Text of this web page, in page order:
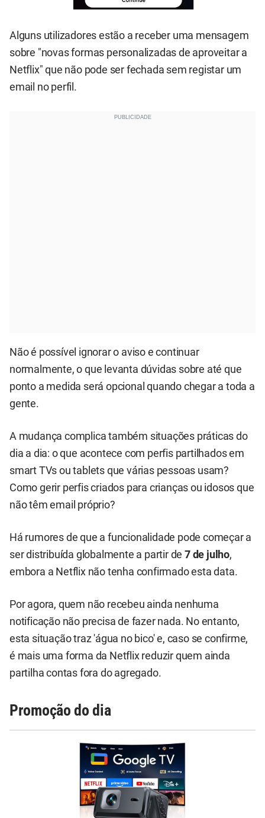
Alguns utilizadores estão a receber uma mensagem
sobre "novas formas personalizadas de aproveitar a
Netflix" que não pode ser fechada sem registar um
email no perfil.
Não é possível ignorar o aviso e continuar
normalmente, o que levanta dúvidas sobre até que
ponto a medida será opcional quando chegar a toda a
gente.
A mudança complica também situações práticas do
dia a dia: o que acontece com perfis partilhados em
smart TVs ou tablets que várias pessoas usam?
Como gerir perfis criados para crianças ou idosos que
não têm email próprio?
Há rumores de que a funcionalidade pode começar a
ser distribuída globalmente a partir de 7 de julho,
embora a Netflix não tenha confirmado esta data.
Por agora, quem não recebeu ainda nenhuma
notificação não precisa de fazer nada. No entanto,
esta situação traz 'água no bico' e, caso se confirme,
é mais uma forma da Netflix reduzir quem ainda
partilha contas fora do agregado.
Promoção do dia